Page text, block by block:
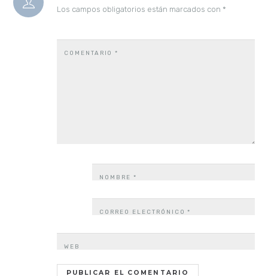
Los campos obligatorios están marcados con *
COMENTARIO*
NOMBRE*
CORREO ELECTRÓNICO*
WEB